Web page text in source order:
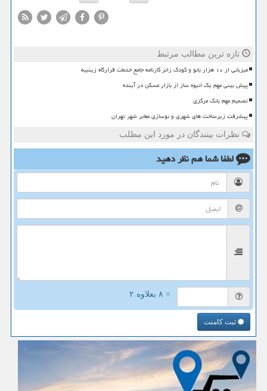
تازه ترین مطالب مرتبط
میزبانی از ۱۰ هزار بانو و کودک زائر کارنامه جامع خدمات قرارگاه زینبیه
پیش بینی مهم یک انبوه ساز از بازار مسکن در آینده
تصمیم مهم بانک مرکزی
پیشرفت زیرساخت های شهری و نوسازی معابر شهر تهران
نظرات بینندگان در مورد این مطلب
لطفا شما همنظر دهید
= ۸ بعلاوه ۲
ثبت کامنت